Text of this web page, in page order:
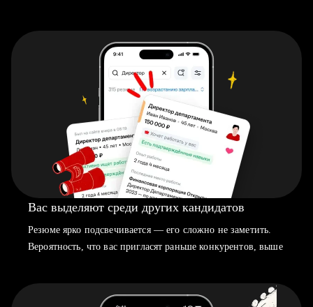
Вас выделяют среди других кандидатов
Резюме ярко подсвечивается — его сложно не заметить.
Вероятность, что вас пригласят раньше конкурентов, выше